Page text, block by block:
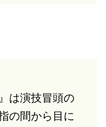
は演技冒頭の
の間から目に